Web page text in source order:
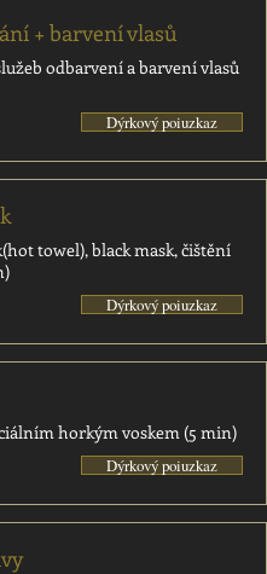
+ barvení vlasů
odbarvení a barvení vlasů
Dýrkový poiuzkaz
towel), black mask, čištění
Dýrkový poiuzkaz
horkým voskem (5 min)
Dýrkový poiuzkaz